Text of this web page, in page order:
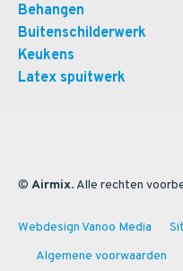
Behangen
Buitenschilderwerk
Keukens
Latex spuitwerk
© Airmix. Alle rechten
Webdesign Vanoo Media
Algemene voorwaarden